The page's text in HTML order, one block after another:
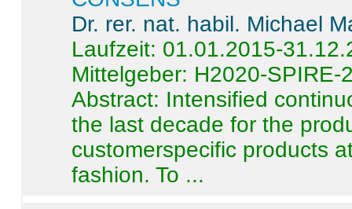
Dr. rer. nat. habil. Michael
Laufzeit: 01.01.2015-
Mittelgeber: H2020-SPIRE-
Abstract: Intensified
the last decade for the
customerspecific products
fashion. To ...